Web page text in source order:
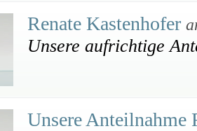
Renate Kastenhofer
Unsere aufrichtige
Unsere